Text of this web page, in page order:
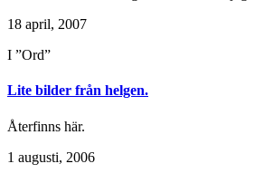
18 april, 2007
I ”Ord”
Lite bilder från helgen.
Återfinns här.
1 augusti, 2006